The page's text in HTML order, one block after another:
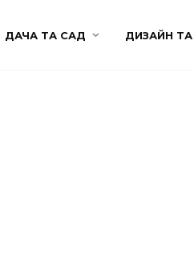
ДАЧА ТА САД ДИЗАЙН